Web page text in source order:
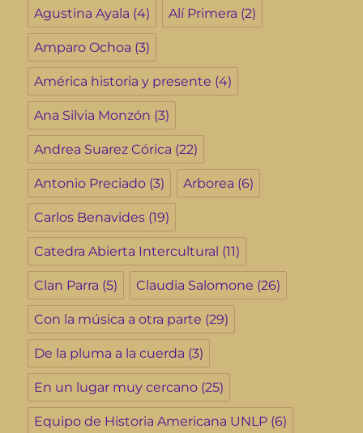
Agustina Ayala (4) Alí Primera (2)
Amparo Ochoa (3)
América historia y presente (4)
Ana Silvia Monzón (3)
Andrea Suarez Córica (22)
Antonio Preciado (3) Arborea (6)
Carlos Benavides (19)
Catedra Abierta Intercultural (11)
Clan Parra (5) Claudia Salomone (26)
Con la música a otra parte (29)
De la pluma a la cuerda (3)
En un lugar muy cercano (25)
Equipo de Historia Americana UNLP (6)